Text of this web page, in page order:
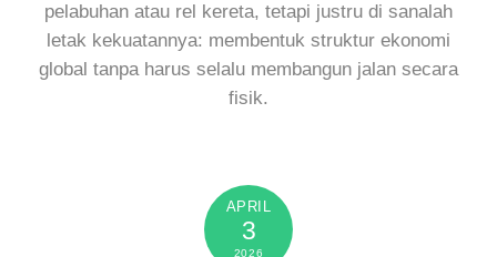
pelabuhan atau rel kereta, tetapi justru di sanalah
letak kekuatannya: membentuk struktur ekonomi
global tanpa harus selalu membangun jalan secara
fisik.
APRIL
3
2026